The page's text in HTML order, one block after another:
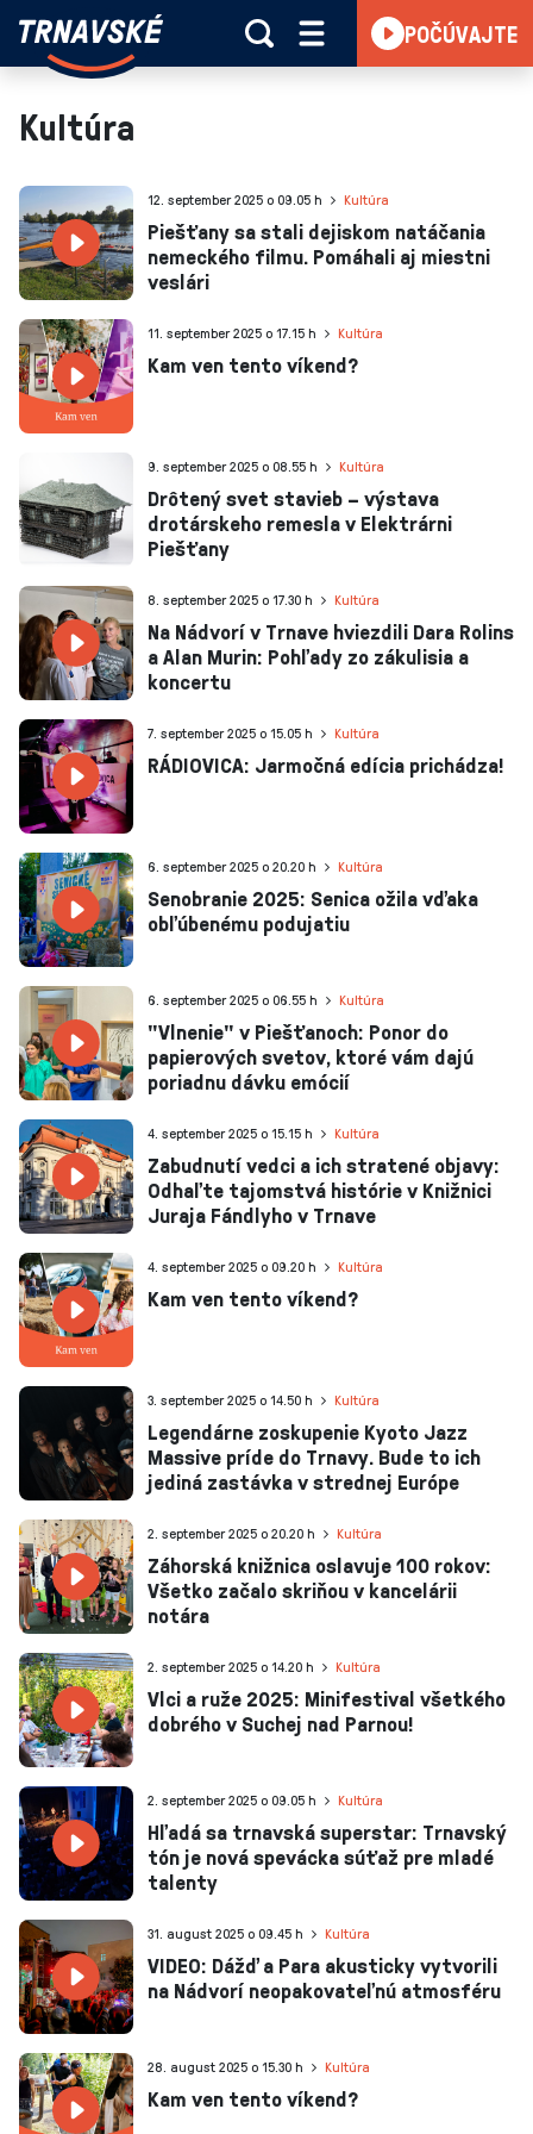
Skočiť na obsah
Trnavské
deje
v
kraji
POČÚVAJTE
Kultúra
Piešťany sa stali dejiskom natáčania
nemeckého filmu. Pomáhali aj miestni
veslári
12. september 2025 o 09.05 h Kultúra
Kam ven tento víkend?
11. september 2025 o 17.15 h Kultúra
Drôtený svet stavieb – výstava
drotárskeho remesla v Elektrárni
Piešťany
9. september 2025 o 08.55 h Kultúra
Na Nádvorí v Trnave hviezdili Dara Rolins
a Alan Murin: Pohľady zo zákulisia a
koncertu
8. september 2025 o 17.30 h Kultúra
RÁDIOVICA: Jarmočná edícia prichádza!
7. september 2025 o 15.05 h Kultúra
Senobranie 2025: Senica ožila vďaka
obľúbenému podujatiu
6. september 2025 o 20.20 h Kultúra
"Vlnenie" v Piešťanoch: Ponor do
papierových svetov, ktoré vám dajú
poriadnu dávku emócií
6. september 2025 o 06.55 h Kultúra
Zabudnutí vedci a ich stratené objavy:
Odhaľte tajomstvá histórie v Knižnici
Juraja Fándlyho v Trnave
4. september 2025 o 15.15 h Kultúra
Kam ven tento víkend?
4. september 2025 o 09.20 h Kultúra
Legendárne zoskupenie Kyoto Jazz
Massive príde do Trnavy. Bude to ich
jediná zastávka v strednej Európe
3. september 2025 o 14.50 h Kultúra
Záhorská knižnica oslavuje 100 rokov:
Všetko začalo skriňou v kancelárii
notára
2. september 2025 o 20.20 h Kultúra
Vlci a ruže 2025: Minifestival všetkého
dobrého v Suchej nad Parnou!
2. september 2025 o 14.20 h Kultúra
Hľadá sa trnavská superstar: Trnavský
tón je nová spevácka súťaž pre mladé
talenty
2. september 2025 o 09.05 h Kultúra
VIDEO: Dážď a Para akusticky vytvorili
na Nádvorí neopakovateľnú atmosféru
31. august 2025 o 09.45 h Kultúra
Kam ven tento víkend?
28. august 2025 o 15.30 h Kultúra